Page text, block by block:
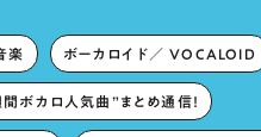
楽 ボーカロイド／ VOCALOID
ボカロ人気曲”まとめ通信！